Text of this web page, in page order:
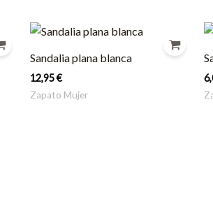
Sandalia plana blanca
12,95€
Zapato Mujer